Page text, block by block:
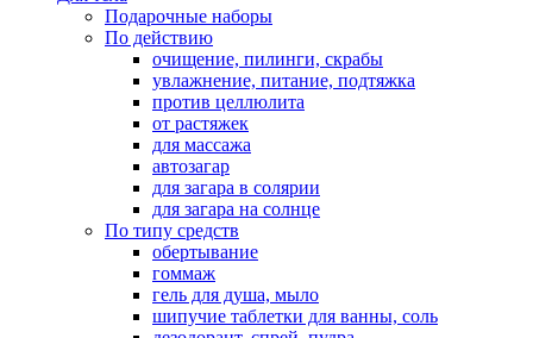
Подарочные наборы
По действию
очищение, пилинги, скрабы
увлажнение, питание, подтяжка
против целлюлита
от растяжек
для массажа
автозагар
для загара в солярии
для загара на солнце
По типу средств
обертывание
гоммаж
гель для душа, мыло
шипучие таблетки для ванны, соль